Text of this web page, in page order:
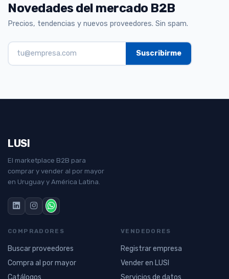
Novedades del mercado B2B
Precios, tendencias y nuevos proveedores. Sin spam.
LUSI
El marketplace B2B para
comprar y vender al por mayor
en Uruguay y América Latina.
COMPRADORES
Buscar proveedores
Compra al por mayor
Catálogos
VENDEDORES
Registrar empresa
Vender en LUSI
Servicios de datos